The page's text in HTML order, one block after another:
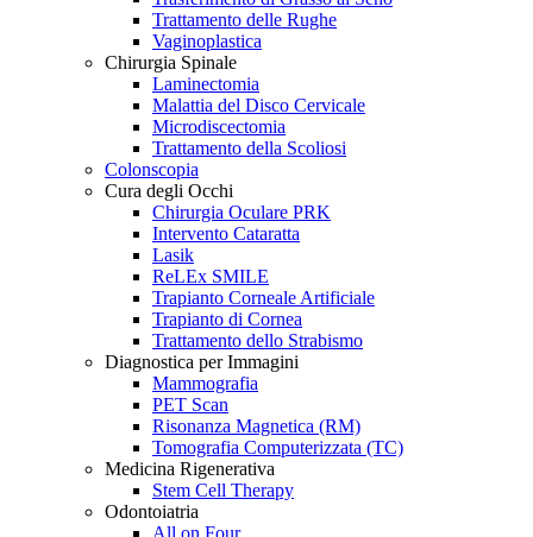
Trattamento delle Rughe
Vaginoplastica
Chirurgia Spinale
Laminectomia
Malattia del Disco Cervicale
Microdiscectomia
Trattamento della Scoliosi
Colonscopia
Cura degli Occhi
Chirurgia Oculare PRK
Intervento Cataratta
Lasik
ReLEx SMILE
Trapianto Corneale Artificiale
Trapianto di Cornea
Trattamento dello Strabismo
Diagnostica per Immagini
Mammografia
PET Scan
Risonanza Magnetica (RM)
Tomografia Computerizzata (TC)
Medicina Rigenerativa
Stem Cell Therapy
Odontoiatria
All on Four